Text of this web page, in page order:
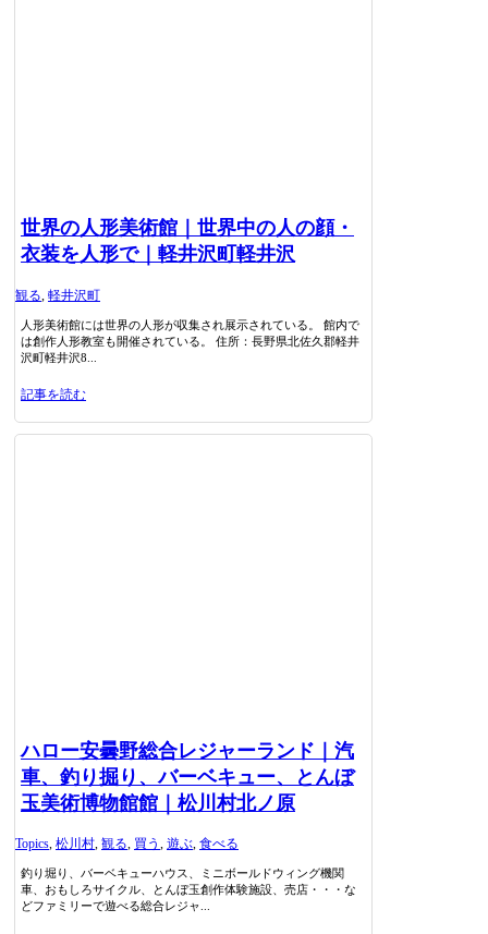
世界の人形美術館｜世界中の人の顔・
衣装を人形で｜軽井沢町軽井沢
観る, 軽井沢町
人形美術館には世界の人形が収集され展示されている。 館内で
は創作人形教室も開催されている。 住所：長野県北佐久郡軽井
沢町軽井沢8...
記事を読む
ハロー安曇野総合レジャーランド｜汽
車、釣り掘り、バーベキュー、とんぼ
玉美術博物館館｜松川村北ノ原
Topics, 松川村, 観る, 買う , 遊ぶ, 食べる
釣り堀り、バーベキューハウス、ミニボールドウィング機関
車、おもしろサイクル、とんぼ玉創作体験施設、売店・・・な
どファミリーで遊べる総合レジャ...